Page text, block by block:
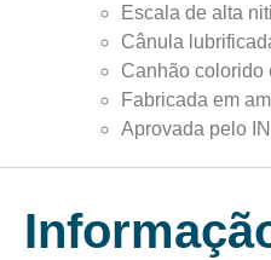
Escala de alta
Cânula
Canhão colorido
Fabricada em
Aprovada pelo